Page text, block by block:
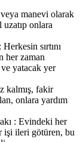
manevi olarak
onlara
sırtını
her zaman
ve yatacak yer
kalmış, fakir
onlara yardım
: Evindeki her
işi ileri götüren, bu